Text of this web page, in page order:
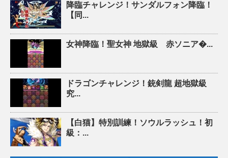
降臨チャレンジ！サンダルフォン降臨！
【同...
女神降臨！聖女神 地獄級 赤ソニア�...
ドラゴンチャレンジ！銃剣龍 超地獄級
究...
【白猫】特別訓練！ソウルラッシュ！初
級：...